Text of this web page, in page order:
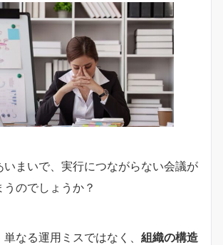
いまいで、実行につながらない会議が
のでしょうか？
なる運用ミスではなく、 組織の構造